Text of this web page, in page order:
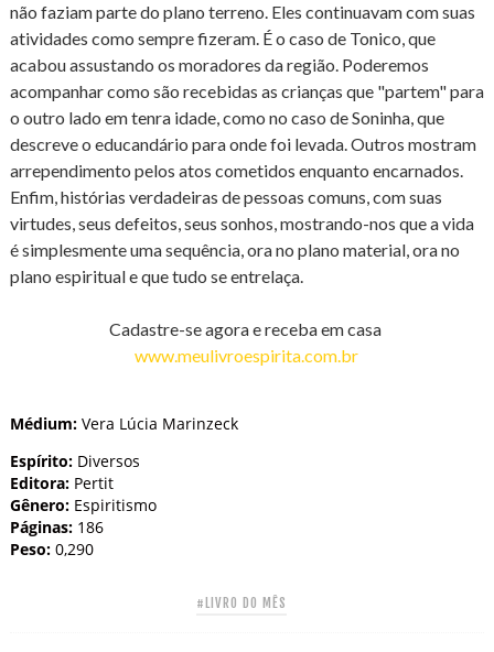
não faziam parte do plano terreno. Eles continuavam com suas
atividades como sempre fizeram. É o caso de Tonico, que
acabou assustando os moradores da região. Poderemos
acompanhar como são recebidas as crianças que "partem" para
o outro lado em tenra idade, como no caso de Soninha, que
descreve o educandário para onde foi levada. Outros mostram
arrependimento pelos atos cometidos enquanto encarnados.
Enfim, histórias verdadeiras de pessoas comuns, com suas
virtudes, seus defeitos, seus sonhos, mostrando-nos que a vida
é simplesmente uma sequência, ora no plano material, ora no
plano espiritual e que tudo se entrelaça.
Cadastre-se agora e receba em casa
www.meulivroespirita.com.br
Médium:Vera Lúcia Marinzeck
Espírito:Diversos
Editora: Pertit
Gênero:Espiritismo
Páginas: 186
Peso:0,290
#LIVRO DO MÊS